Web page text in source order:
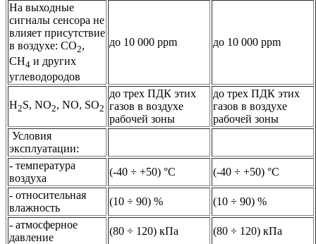
На выходные
сигналы сенсора не
влияет присутствие
в воздухе: CO2,
CH4 и других
углеводородов
до 10 000 ppm до 10 000 ppm
H2S, NO2, NO, SO2
до трех ПДК этих
газов в воздухе
рабочей зоны
до трех ПДК этих
газов в воздухе
рабочей зоны
Условия
эксплуатации:
- температура
воздуха
(-40 ÷ +50) °С
(-40 ÷ +50) °С
- относительная
влажность
(10 ÷ 90) %
(10 ÷ 90) %
- атмосферное
давление
(80 ÷ 120) кПа
(80 ÷ 120) кПа